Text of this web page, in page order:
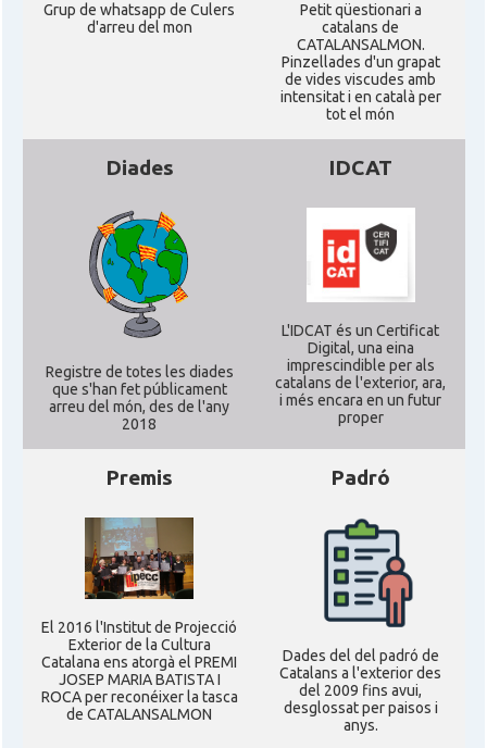
Grup de whatsapp de Culers
d'arreu del mon
Petit qüestionari a
catalans de
CATALANSALMON.
Pinzellades d'un grapat
de vides viscudes amb
intensitat i en català per
tot el món
Diades
Registre de totes les diades
que s'han fet públicament
arreu del món, des de l'any
2018
IDCAT
L'IDCAT és un Certificat
Digital, una eina
imprescindible per als
catalans de l'exterior, ara,
i més encara en un futur
proper
Premis
El 2016 l'Institut de Projecció
Exterior de la Cultura
Catalana ens atorgà el PREMI
JOSEP MARIA BATISTA I
ROCA per reconéixer la tasca
de CATALANSALMON
Padró
Dades del del padró de
Catalans a l'exterior des
del 2009 fins avui,
desglossat per paisos i
anys.